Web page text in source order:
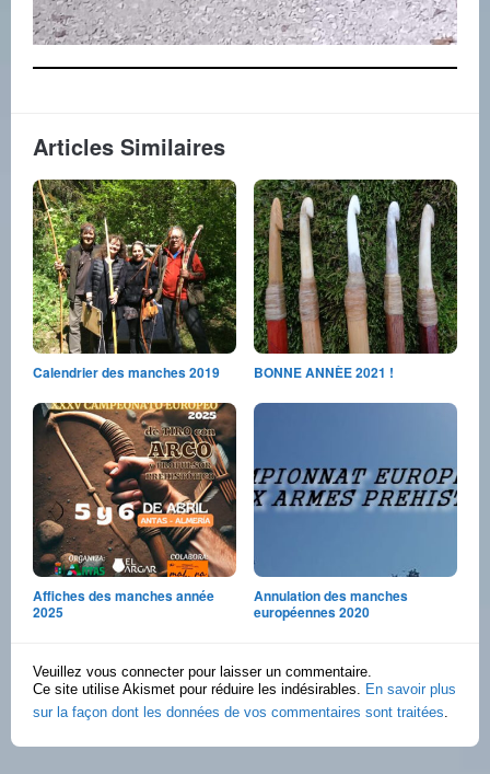
Articles Similaires
Calendrier des manches 2019 BONNE ANNÈE 2021 !
Affiches des manches année
2025
Annulation des manches
européennes 2020
Veuillez vous connecter pour laisser un commentaire.
Ce site utilise Akismet pour réduire les indésirables. En savoir plus
sur la façon dont les données de vos commentaires sont traitées.